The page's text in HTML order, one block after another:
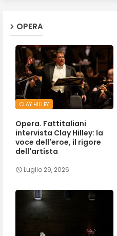
OPERA
CLAY HILLEY
Opera. Fattitaliani
intervista Clay Hilley: la
voce dell'eroe, il rigore
dell'artista
Luglio 29, 2026